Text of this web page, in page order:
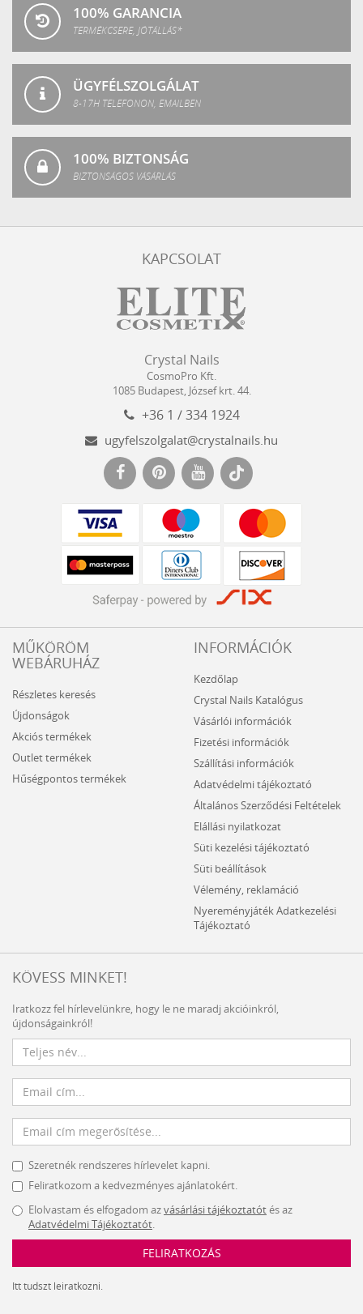
100% GARANCIA
TERMÉKCSERE, JÓTÁLLÁS*
ÜGYFÉLSZOLGÁLAT
8-17H TELEFONON, EMAILBEN
100% BIZTONSÁG
BIZTONSÁGOS VÁSÁRLÁS
KAPCSOLAT
Nails
Kft.
Crystal Nails
CosmoPro Kft.
1085 Budapest, József krt. 44.
+36 1 / 334 1924
ugyfelszolgalat@crystalnails.hu
MŰKÖRÖM
WEBÁRUHÁZ
Részletes keresés
Újdonságok
Akciós termékek
Outlet termékek
Hűségpontos termékek
INFORMÁCIÓK
Kezdőlap
Crystal Nails Katalógus
Vásárlói információk
Fizetési információk
Szállítási információk
Adatvédelmi tájékoztató
Általános Szerződési Feltételek
Elállási nyilatkozat
Süti kezelési tájékoztató
Süti beállítások
Vélemény, reklamáció
Nyereményjáték Adatkezelési
Tájékoztató
KÖVESS MINKET!
Iratkozz fel hírlevelünkre, hogy le ne maradj akcióinkról,
újdonságainkról!
Szeretnék rendszeres hírlevelet kapni.
Feliratkozom a kedvezményes ajánlatokért.
Elolvastam és elfogadom azvásárlási tájékoztatótés az
Adatvédelmi Tájékoztatót.
FELIRATKOZÁS
Itt tudszt leiratkozni.